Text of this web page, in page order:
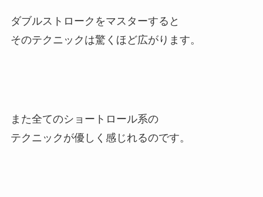
ダブルストロークをマスターすると
そのテクニックは驚くほど広がります。
また全てのショートロール系の
テクニックが優しく感じれるのです。